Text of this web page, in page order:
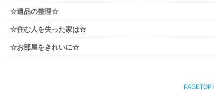
☆遺品の整理☆
☆住む人を失った家は☆
☆お部屋をきれいに☆
PAGETOP↑